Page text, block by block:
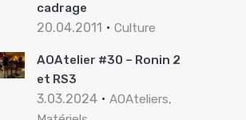
cadrage
20.04.2011 Culture
AOAtelier #30 – Ronin 2
et RS3
3.03.2024
AOAteliers,